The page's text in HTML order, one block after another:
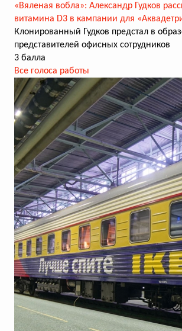
«Вяленая вобла»: Александр Гудков
витамина D3 в кампании для
Клонированный Гудков предстал в
представителей офисных сотрудников
3 балла
Все голоса работы